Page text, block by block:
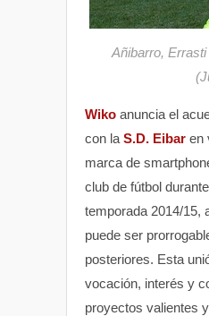
Añibarro,
Wiko anuncia el
con la S.D. Eibar en
marca de
club de fútbol
temporada 2014/15,
puede ser
posteriores. Esta
vocación, interés y
proyectos valientes